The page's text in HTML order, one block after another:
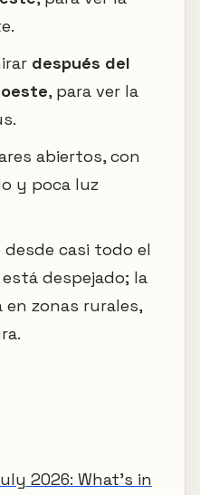
después del
oeste, para ver la
abiertos, con
y poca luz
desde casi todo el
despejado; la
en zonas rurales,
2026: What’s in